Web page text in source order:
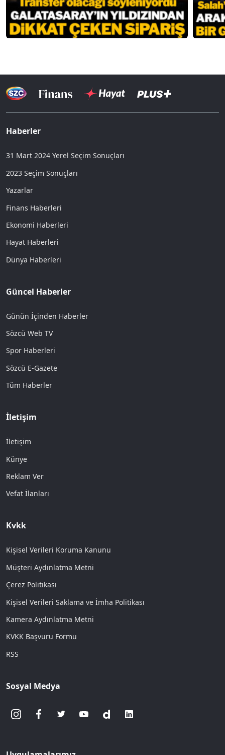
Haberler
31 Mart 2024 Yerel Seçim Sonuçları
2023 Seçim Sonuçları
Yazarlar
Finans Haberleri
Ekonomi Haberleri
Hayat Haberleri
Dünya Haberleri
Güncel Haberler
Günün İçinden Haberler
Sözcü Web TV
Spor Haberleri
Sözcü E-Gazete
Tüm Haberler
İletişim
İletişim
Künye
Reklam Ver
Vefat İlanları
Kvkk
Kişisel Verileri Koruma Kanunu
Müşteri Aydınlatma Metni
Çerez Politikası
Kişisel Verileri Saklama ve İmha Politikası
Kamera Aydınlatma Metni
KVKK Başvuru Formu
RSS
Sosyal Medya